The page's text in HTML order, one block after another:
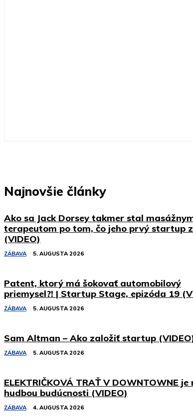
Najnovšie články
Ako sa Jack Dorsey takmer stal
terapeutom po tom, čo jeho prvý startup
(VIDEO)
ZÁBAVA 5. AUGUSTA 2026
Patent, ktorý má šokovať automobilový
priemysel?! | Startup Stage, epizóda 19
ZÁBAVA 5. AUGUSTA 2026
Sam Altman – Ako založiť startup
ZÁBAVA 5. AUGUSTA 2026
ELEKTRIČKOVÁ TRAŤ V DOWNTOWNE
hudbou budúcnosti (VIDEO)
ZÁBAVA 4. AUGUSTA 2026